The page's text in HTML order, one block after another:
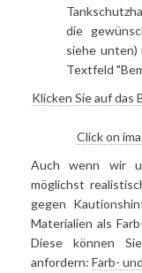
die
siehe unten)
Textfeld
Klicken Sie auf das
Click on
Auch wenn wir
möglichst
gegen
Materialien als
Diese können
anfordern: Farb-